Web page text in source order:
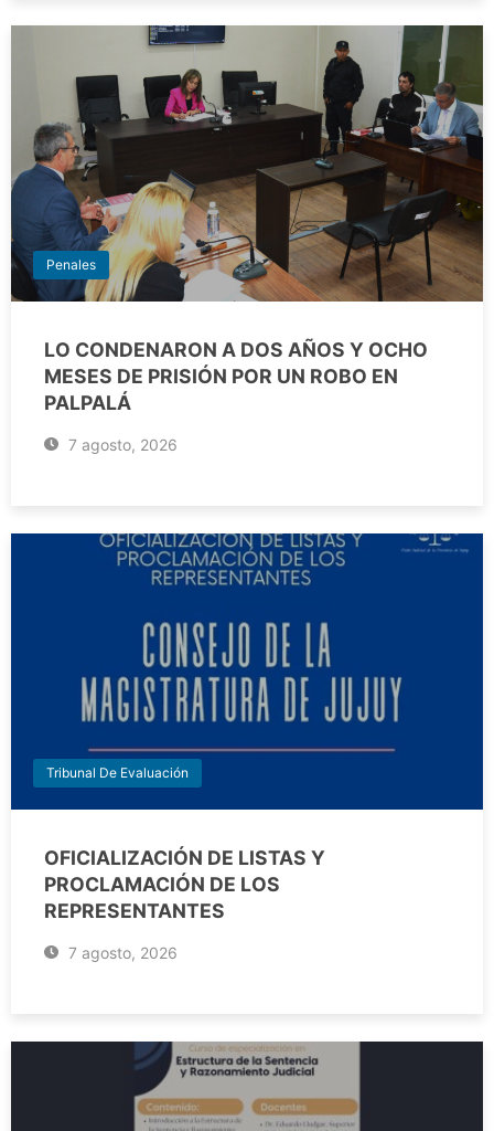
Penales
LO CONDENARON A DOS AÑOS Y OCHO
MESES DE PRISIÓN POR UN ROBO EN
PALPALÁ
7 agosto, 2026
Tribunal De Evaluación
OFICIALIZACIÓN DE LISTAS Y
PROCLAMACIÓN DE LOS
REPRESENTANTES
7 agosto, 2026